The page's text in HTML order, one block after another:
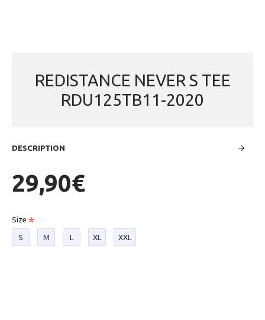
REDISTANCE NEVER S TEE
RDU125TB11-2020
DESCRIPTION
29,90€
Size
S M L XL XXL